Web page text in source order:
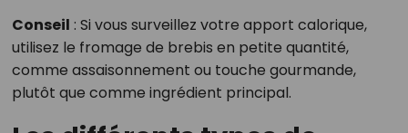
Conseil : Si vous surveillez votre apport calorique,
utilisez le fromage de brebis en petite quantité,
comme assaisonnement ou touche gourmande,
plutôt que comme ingrédient principal.